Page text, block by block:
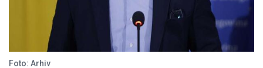
Foto: Arhiv